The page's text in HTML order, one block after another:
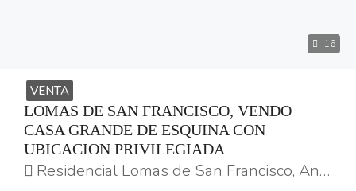
16
VENTA
LOMAS DE SAN FRANCISCO, VENDO
CASA GRANDE DE ESQUINA CON
UBICACION PRIVILEGIADA
Residencial Lomas de San Francisco, Antiguo Cuscatlán, La Libertad Este, La Libertad, El Salvador